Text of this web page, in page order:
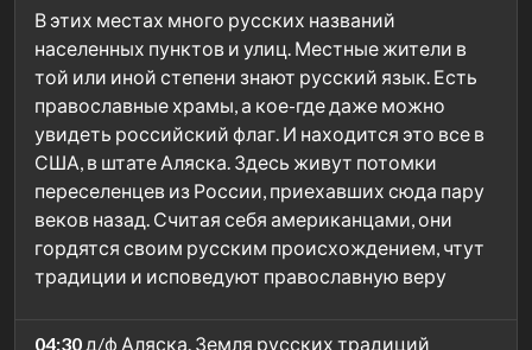
В этих местах много русских названий
населенных пунктов и улиц. Местные жители в
той или иной степени знают русский язык. Есть
православные храмы, а кое-где даже можно
увидеть российский флаг. И находится это все в
США, в штате Аляска. Здесь живут потомки
переселенцев из России, приехавших сюда пару
веков назад. Считая себя американцами, они
гордятся своим русским происхождением, чтут
традиции и исповедуют православную веру
04:30д/ф Аляска. Земля русских традиций